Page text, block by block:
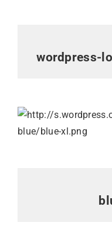
wordpress-